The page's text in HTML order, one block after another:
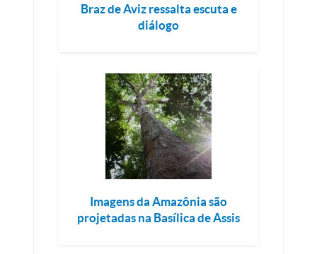
Braz de Aviz ressalta escuta e
diálogo
Imagens da Amazônia são
projetadas na Basílica de Assis